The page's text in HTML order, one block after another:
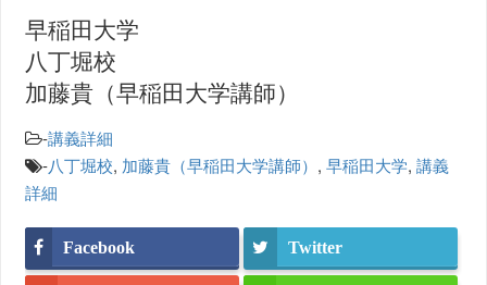
早稲田大学
八丁堀校
加藤貴（早稲田大学講師）
-講義詳細
-八丁堀校, 加藤貴（早稲田大学講師） ,早稲田大学,講義
詳細
Facebook Twitter